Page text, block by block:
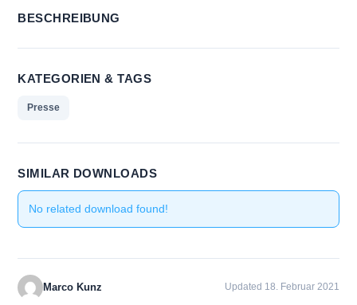
BESCHREIBUNG
KATEGORIEN & TAGS
Presse
SIMILAR DOWNLOADS
No related download found!
Marco Kunz Updated 18. Februar 2021